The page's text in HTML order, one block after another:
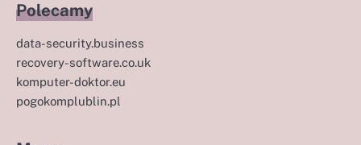
Polecamy
data-security.business
recovery-software.co.uk
komputer-doktor.eu
pogokomplublin.pl